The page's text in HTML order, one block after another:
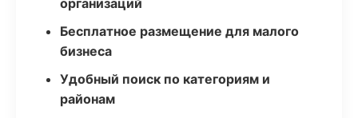
организаций
Бесплатное размещение для малого
бизнеса
Удобный поиск по категориям и
районам